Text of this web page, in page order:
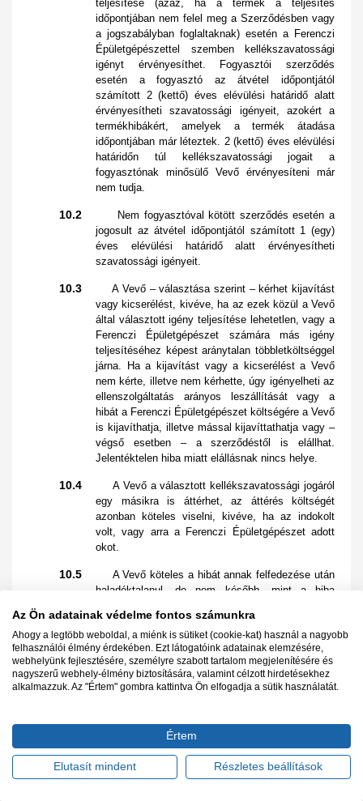
teljesítése (azaz, ha a termék a teljesítés
időpontjában nem felel meg a Szerződésben vagy
a jogszabályban foglaltaknak) esetén a Ferenczi
Épületgépészettel szemben kellékszavatossági
igényt érvényesíthet. Fogyasztói szerződés
esetén a fogyasztó az átvétel időpontjától
számított 2 (kettő) éves elévülési határidő alatt
érvényesítheti szavatossági igényeit, azokért a
termékhibákért, amelyek a termék átadása
időpontjában már léteztek. 2 (kettő) éves elévülési
határidőn túl kellékszavatossági jogait a
fogyasztónak minősülő Vevő érvényesíteni már
nem tudja.
10.2 Nem fogyasztóval kötött szerződés esetén a
jogosult az átvétel időpontjától számított 1 (egy)
éves elévülési határidő alatt érvényesítheti
szavatossági igényeit.
10.3A Vevő – választása szerint – kérhet kijavítást
vagy kicserélést, kivéve, ha az ezek közül a Vevő
által választott igény teljesítése lehetetlen, vagy a
Ferenczi Épületgépészet számára más igény
teljesítéséhez képest aránytalan többletköltséggel
járna. Ha a kijavítást vagy a kicserélést a Vevő
nem kérte, illetve nem kérhette, úgy igényelheti az
ellenszolgáltatás arányos leszállítását vagy a
hibát a Ferenczi Épületgépészet költségére a Vevő
is kijavíthatja, illetve mással kijavíttathatja vagy –
végső esetben – a szerződéstől is elállhat.
Jelentéktelen hiba miatt elállásnak nincs helye.
10.4A Vevő a választott kellékszavatossági jogáról
egy másikra is áttérhet, az áttérés költségét
azonban köteles viselni, kivéve, ha az indokolt
volt, vagy arra a Ferenczi Épületgépészet adott
okot.
10.5 A Vevő köteles a hibát annak felfedezése után
haladéktalanul, de nem később, mint a hiba
közölni a Ferenczi Épületgépészettel.
10.6A Vevő közvetlenül a Ferenczi
Épületgépészettel szemben érvényesítheti
kellékszavatossági igényét.
hónapon belül a kellékszavatossági igénye
érvényesítésének a hiba közlésén túl nincs egyéb
feltétele, ha a Vevő igazolja, hogy a terméket a
Ferenczi Épületgépészettől vásárolta (számla
vagy a számla másolatának bemutatásával). Ilyen
Az Ön adatainak védelme fontos számunkra
Ahogy a legtöbb weboldal, a miénk is sütiket (cookie-kat) használ a nagyobb
felhasználói élmény érdekében. Ezt látogatóink adatainak elemzésére,
webhelyünk fejlesztésére, személyre szabott tartalom megjelenítésére és
nagyszerű webhely-élmény biztosítására, valamint célzott hirdetésekhez
alkalmazzuk. Az "Értem" gombra kattintva Ön elfogadja a sütik használatát.
Értem
Elutasít mindent Részletes beállítások